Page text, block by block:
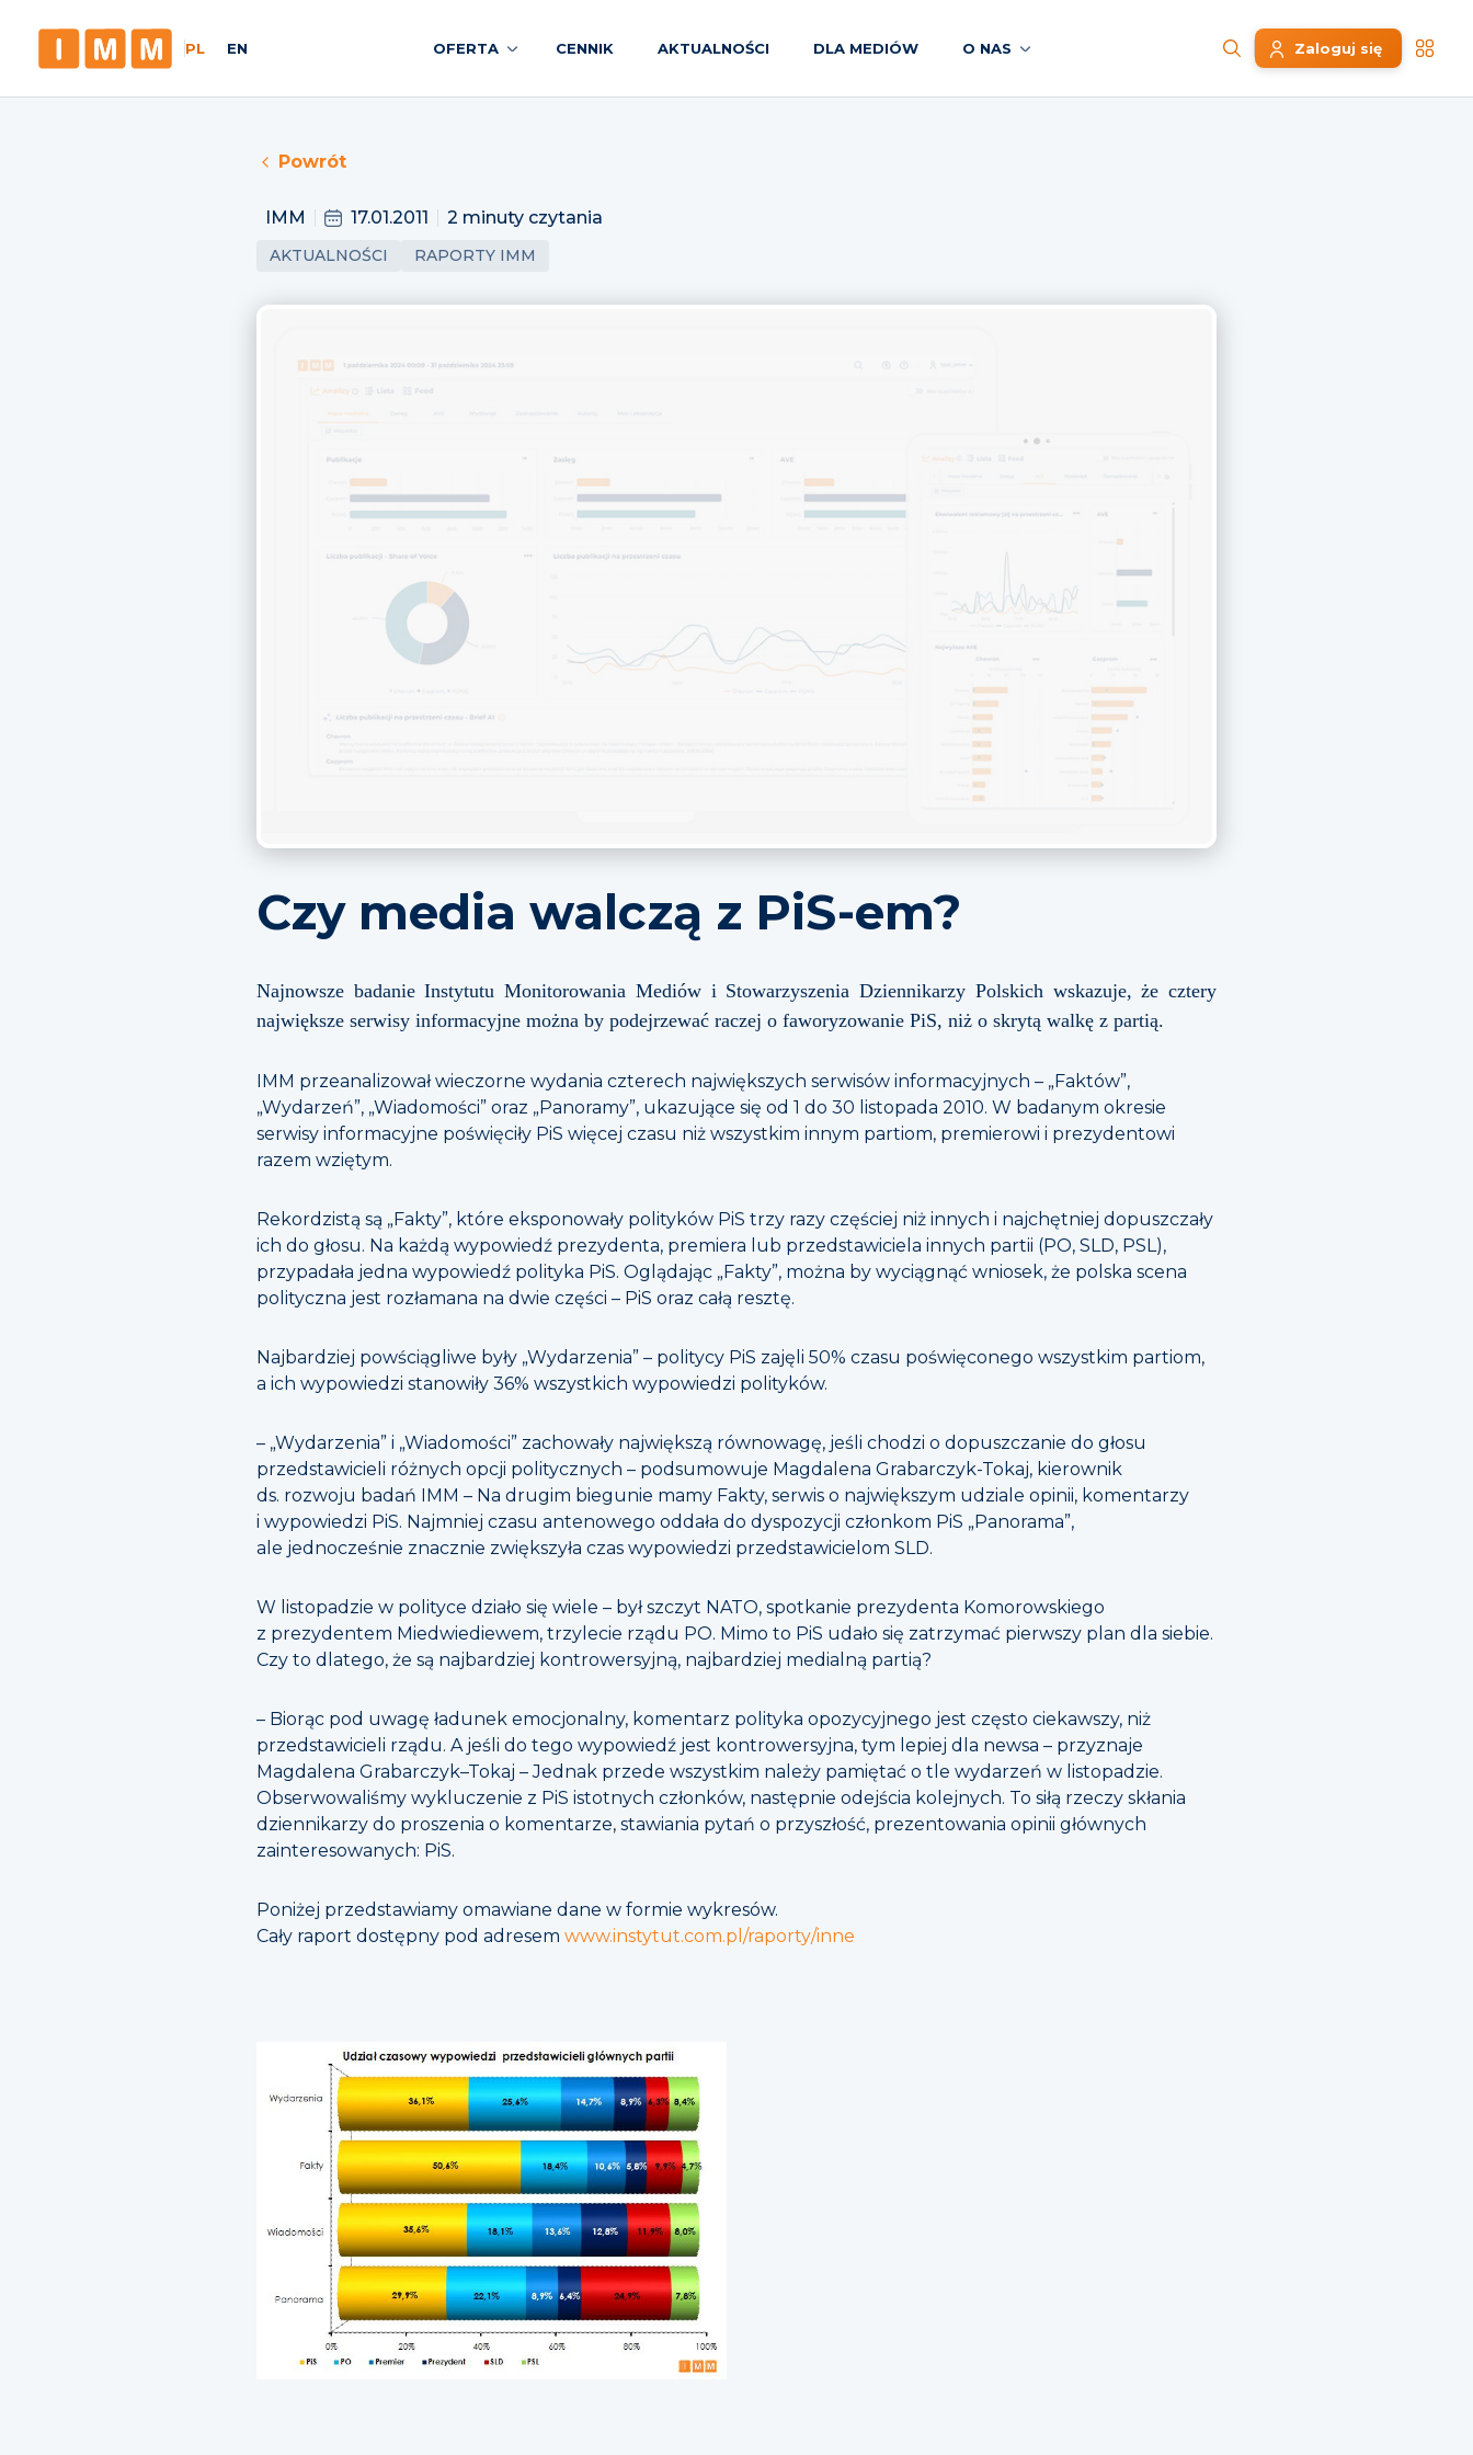
PL EN OFERTA CENNIK AKTUALNOŚCI DLA MEDIÓW O NAS Zaloguj się
Powrót
IMM 17.01.2011 2 minuty czytania
AKTUALNOŚCI RAPORTY IMM
Czy media walczą z PiS-em?
Najnowsze badanie Instytutu Monitorowania Mediów i Stowarzyszenia Dziennikarzy Polskich wskazuje, że cztery
największe serwisy informacyjne można by podejrzewać raczej o faworyzowanie PiS, niż o skrytą walkę z partią.
IMM przeanalizował wieczorne wydania czterech największych serwisów informacyjnych – „Faktów”,
„Wydarzeń”, „Wiadomości” oraz „Panoramy”, ukazujące się od 1 do 30 listopada 2010. W badanym okresie
serwisy informacyjne poświęciły PiS więcej czasu niż wszystkim innym partiom, premierowi i prezydentowi
razem wziętym.
Rekordzistą są „Fakty”, które eksponowały polityków PiS trzy razy częściej niż innych i najchętniej dopuszczały
ich do głosu. Na każdą wypowiedź prezydenta, premiera lub przedstawiciela innych partii (PO, SLD, PSL),
przypadała jedna wypowiedź polityka PiS. Oglądając „Fakty”, można by wyciągnąć wniosek, że polska scena
polityczna jest rozłamana na dwie części – PiS oraz całą resztę.
Najbardziej powściągliwe były „Wydarzenia” – politycy PiS zajęli 50% czasu poświęconego wszystkim partiom,
a ich wypowiedzi stanowiły 36% wszystkich wypowiedzi polityków.
– „Wydarzenia” i „Wiadomości” zachowały największą równowagę, jeśli chodzi o dopuszczanie do głosu
przedstawicieli różnych opcji politycznych – podsumowuje Magdalena Grabarczyk-Tokaj, kierownik
ds. rozwoju badań IMM – Na drugim biegunie mamy Fakty, serwis o największym udziale opinii, komentarzy
i wypowiedzi PiS. Najmniej czasu antenowego oddała do dyspozycji członkom PiS „Panorama”,
ale jednocześnie znacznie zwiększyła czas wypowiedzi przedstawicielom SLD.
W listopadzie w polityce działo się wiele – był szczyt NATO, spotkanie prezydenta Komorowskiego
z prezydentem Miedwiediewem, trzylecie rządu PO. Mimo to PiS udało się zatrzymać pierwszy plan dla siebie.
Czy to dlatego, że są najbardziej kontrowersyjną, najbardziej medialną partią?
– Biorąc pod uwagę ładunek emocjonalny, komentarz polityka opozycyjnego jest często ciekawszy, niż
przedstawicieli rządu. A jeśli do tego wypowiedź jest kontrowersyjna, tym lepiej dla newsa – przyznaje
Magdalena Grabarczyk–Tokaj – Jednak przede wszystkim należy pamiętać o tle wydarzeń w listopadzie.
Obserwowaliśmy wykluczenie z PiS istotnych członków, następnie odejścia kolejnych. To siłą rzeczy skłania
dziennikarzy do proszenia o komentarze, stawiania pytań o przyszłość, prezentowania opinii głównych
zainteresowanych: PiS.
Poniżej przedstawiamy omawiane dane w formie wykresów.
Cały raport dostępny pod adresem www.instytut.com.pl/raporty/inne